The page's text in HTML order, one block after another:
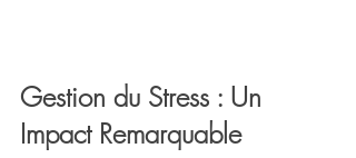
Gestion du Stress : Un
Impact Remarquable